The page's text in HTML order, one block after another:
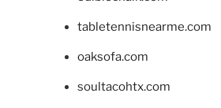
tabletennisnearme.com
oaksofa.com
soultacohtx.com